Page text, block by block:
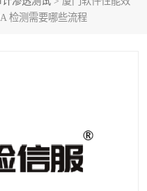
检测需要哪些流程